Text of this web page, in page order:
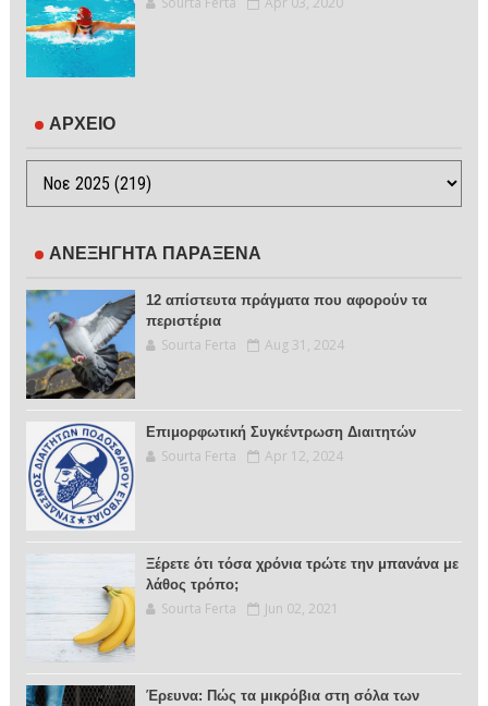
ΑΡΧΕΙΟ
ΑΝΕΞΗΓΗΤΑ ΠΑΡΑΞΕΝΑ
12 απίστευτα πράγματα που αφορούν τα
περιστέρια
Sourta Ferta Aug 31, 2024
Επιμορφωτική Συγκέντρωση Διαιτητών
Sourta Ferta Apr 12, 2024
Ξέρετε ότι τόσα χρόνια τρώτε την μπανάνα με
λάθος τρόπο;
Sourta Ferta Jun 02, 2021
Έρευνα: Πώς τα μικρόβια στη σόλα των